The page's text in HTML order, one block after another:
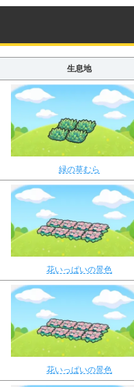
生息地
緑の草むら
花いっぱいの景色
花いっぱいの景色